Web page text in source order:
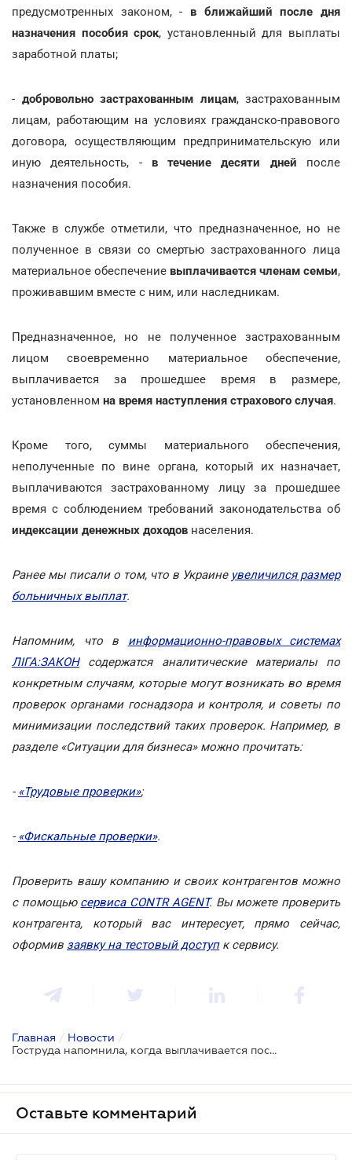
предусмотренных законом, - в ближайший после дня
назначения пособия срок, установленный для выплаты
заработной платы;
- добровольно застрахованным лицам, застрахованным
лицам, работающим на условиях гражданско-правового
договора, осуществляющим предпринимательскую или
иную деятельность, - в течение десяти дней после
назначения пособия.
Также в службе отметили, что предназначенное, но не
полученное в связи со смертью застрахованного лица
материальное обеспечение выплачивается членам семьи,
проживавшим вместе с ним, или наследникам.
Предназначенное, но не полученное застрахованным
лицом своевременно материальное обеспечение,
выплачивается за прошедшее время в размере,
установленном на время наступления страхового случая.
Кроме того, суммы материального обеспечения,
неполученные по вине органа, который их назначает,
выплачиваются застрахованному лицу за прошедшее
время с соблюдением требований законодательства об
индексации денежных доходов населения.
Ранее мы писали о том, что в Украине увеличился размер
больничных выплат.
Напомним, что в информационно-правовых системах
ЛІГА:ЗАКОН
содержатся аналитические материалы по
конкретным случаям, которые могут возникать во время
проверок органами госнадзора и контроля, и советы по
минимизации последствий таких проверок. Например, в
разделе «Ситуации для бизнеса» можно прочитать:
- «Трудовые проверки»;
- «Фискальные проверки».
Проверить вашу компанию и своих контрагентов можно
с помощью сервиса CONTR AGENT. Вы можете проверить
контрагента, который вас интересует, прямо сейчас,
оформив заявку на тестовый доступк сервису.
Главная / Новости /
Гоструда напомнила, когда выплачивается пособие по временной нетрудоспособности
Оставьте комментарий